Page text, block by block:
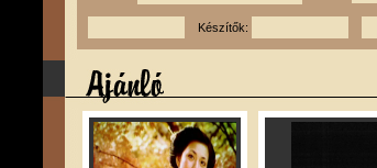
Készítők: